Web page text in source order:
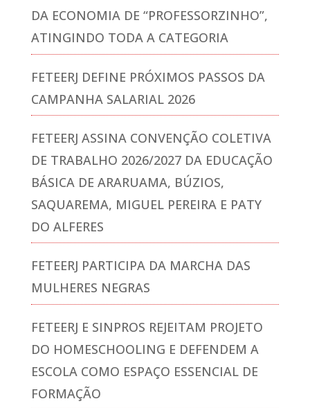
DA ECONOMIA DE “PROFESSORZINHO”,
ATINGINDO TODA A CATEGORIA
FETEERJ DEFINE PRÓXIMOS PASSOS DA
CAMPANHA SALARIAL 2026
FETEERJ ASSINA CONVENÇÃO COLETIVA
DE TRABALHO 2026/2027 DA EDUCAÇÃO
BÁSICA DE ARARUAMA, BÚZIOS,
SAQUAREMA, MIGUEL PEREIRA E PATY
DO ALFERES
FETEERJ PARTICIPA DA MARCHA DAS
MULHERES NEGRAS
FETEERJ E SINPROS REJEITAM PROJETO
DO HOMESCHOOLING E DEFENDEM A
ESCOLA COMO ESPAÇO ESSENCIAL DE
FORMAÇÃO